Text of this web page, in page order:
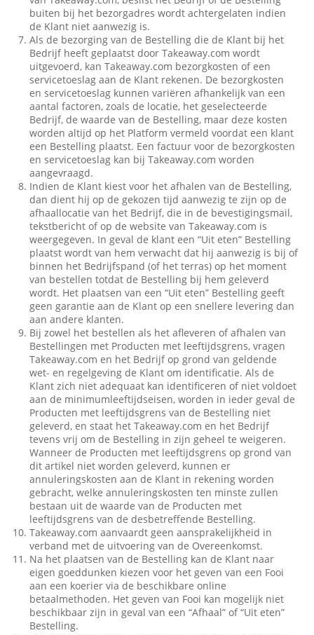
buiten bij het bezorgadres wordt achtergelaten indien
de Klant niet aanwezig is.
Als de bezorging van de Bestelling die de Klant bij het
Bedrijf heeft geplaatst door Takeaway.com wordt
uitgevoerd, kan Takeaway.com bezorgkosten of een
servicetoeslag aan de Klant rekenen. De bezorgkosten
en servicetoeslag kunnen variëren afhankelijk van een
aantal factoren, zoals de locatie, het geselecteerde
Bedrijf, de waarde van de Bestelling, maar deze kosten
worden altijd op het Platform vermeld voordat een klant
een Bestelling plaatst. Een factuur voor de bezorgkosten
en servicetoeslag kan bij Takeaway.com worden
aangevraagd.
Indien de Klant kiest voor het afhalen van de Bestelling,
dan dient hij op de gekozen tijd aanwezig te zijn op de
afhaallocatie van het Bedrijf, die in de bevestigingsmail,
tekstbericht of op de website van Takeaway.com is
weergegeven. In geval de klant een “Uit eten” Bestelling
plaatst wordt van hem verwacht dat hij aanwezig is bij of
binnen het Bedrijfspand (of het terras) op het moment
van bestellen totdat de Bestelling bij hem geleverd
wordt. Het plaatsen van een “Uit eten” Bestelling geeft
geen garantie aan de Klant op een snellere levering dan
aan andere klanten.
Bij zowel het bestellen als het afleveren of afhalen van
Bestellingen met Producten met leeftijdsgrens, vragen
Takeaway.com en het Bedrijf op grond van geldende
wet- en regelgeving de Klant om identificatie. Als de
Klant zich niet adequaat kan identificeren of niet voldoet
aan de minimumleeftijdseisen, worden in ieder geval de
Producten met leeftijdsgrens van de Bestelling niet
geleverd, en staat het Takeaway.com en het Bedrijf
tevens vrij om de Bestelling in zijn geheel te weigeren.
Wanneer de Producten met leeftijdsgrens op grond van
dit artikel niet worden geleverd, kunnen er
annuleringskosten aan de Klant in rekening worden
gebracht, welke annuleringskosten ten minste zullen
bestaan uit de waarde van de Producten met
leeftijdsgrens van de desbetreffende Bestelling.
Takeaway.com aanvaardt geen aansprakelijkheid in
verband met de uitvoering van de Overeenkomst.
Na het plaatsen van de Bestelling kan de Klant naar
eigen goeddunken kiezen voor het geven van een Fooi
aan een koerier via de beschikbare online
betaalmethoden. Het geven van Fooi kan mogelijk niet
beschikbaar zijn in geval van een “Afhaal” of “Uit eten”
Bestelling.